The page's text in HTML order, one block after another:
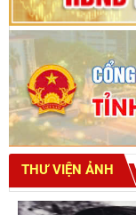
THƯ VIỆN ẢNH